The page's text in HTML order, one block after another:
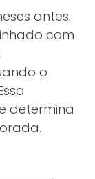
antes.
com
o
determina